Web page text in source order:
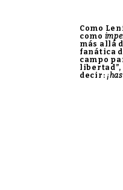
Como
como
más allá
fanática
campo
libertad”,
decir: